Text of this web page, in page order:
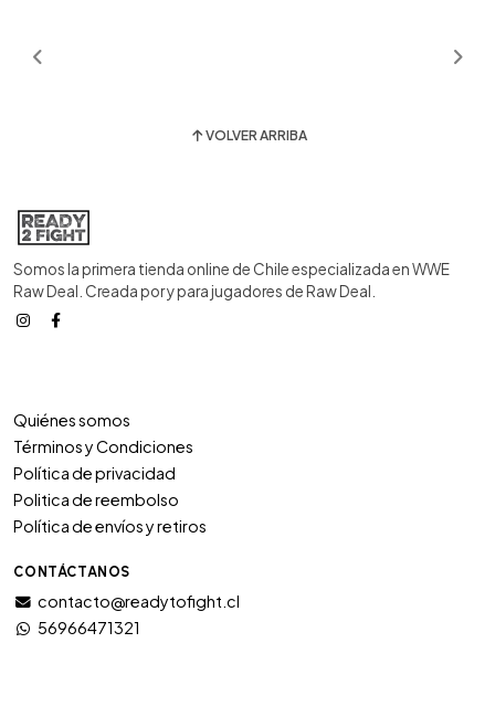
VOLVER ARRIBA
Somos la primera tienda online de Chile especializada en WWE
Raw Deal. Creada por y para jugadores de Raw Deal.
Quiénes somos
Términos y Condiciones
Política de privacidad
Politica de reembolso
Política de envíos y retiros
CONTÁCTANOS
contacto@readytofight.cl
56966471321